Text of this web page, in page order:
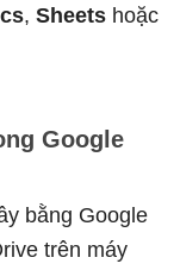
, Sheets hoặc
Google
bằng Google
trên máy